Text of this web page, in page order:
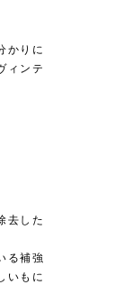
かりに
ィンテ
去した
る補強
いもに